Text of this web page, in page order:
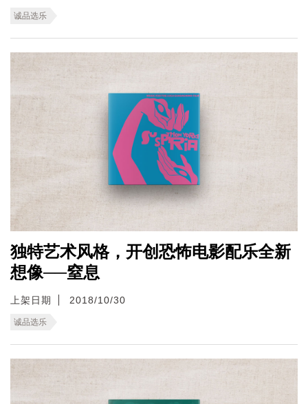
诚品选乐
独特艺术风格，开创恐怖电影配乐全新
想像──窒息
上架日期 2018/10/30
诚品选乐